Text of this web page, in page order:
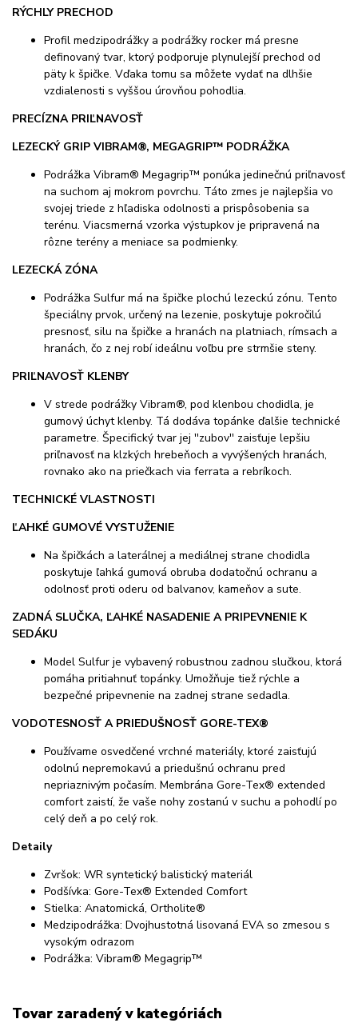
RÝCHLY PRECHOD
Profil medzipodrážky a podrážky rocker má presne
definovaný tvar, ktorý podporuje plynulejší prechod od
päty k špičke. Vďaka tomu sa môžete vydať na dlhšie
vzdialenosti s vyššou úrovňou pohodlia.
PRECÍZNA PRIĽNAVOSŤ
LEZECKÝ GRIP VIBRAM®, MEGAGRIP™ PODRÁŽKA
Podrážka Vibram® Megagrip™ ponúka jedinečnú priľnavosť
na suchom aj mokrom povrchu. Táto zmes je najlepšia vo
svojej triede z hľadiska odolnosti a prispôsobenia sa
terénu. Viacsmerná vzorka výstupkov je pripravená na
rôzne terény a meniace sa podmienky.
LEZECKÁ ZÓNA
Podrážka Sulfur má na špičke plochú lezeckú zónu. Tento
špeciálny prvok, určený na lezenie, poskytuje pokročilú
presnosť, silu na špičke a hranách na platniach, rímsach a
hranách, čo z nej robí ideálnu voľbu pre strmšie steny.
PRIĽNAVOSŤ KLENBY
V strede podrážky Vibram®, pod klenbou chodidla, je
gumový úchyt klenby. Tá dodáva topánke ďalšie technické
parametre. Špecifický tvar jej ''zubov'' zaisťuje lepšiu
priľnavosť na klzkých hrebeňoch a vyvýšených hranách,
rovnako ako na priečkach via ferrata a rebríkoch.
TECHNICKÉ VLASTNOSTI
ĽAHKÉ GUMOVÉ VYSTUŽENIE
Na špičkách a laterálnej a mediálnej strane chodidla
poskytuje ľahká gumová obruba dodatočnú ochranu a
odolnosť proti oderu od balvanov, kameňov a sute.
ZADNÁ SLUČKA, ĽAHKÉ NASADENIE A PRIPEVNENIE K
SEDÁKU
Model Sulfur je vybavený robustnou zadnou slučkou, ktorá
pomáha pritiahnuť topánky. Umožňuje tiež rýchle a
bezpečné pripevnenie na zadnej strane sedadla.
VODOTESNOSŤ A PRIEDUŠNOSŤ GORE-TEX®
Používame osvedčené vrchné materiály, ktoré zaisťujú
odolnú nepremokavú a priedušnú ochranu pred
nepriaznivým počasím. Membrána Gore-Tex® extended
comfort zaistí, že vaše nohy zostanú v suchu a pohodlí po
celý deň a po celý rok.
Detaily
Zvršok: WR syntetický balistický materiál
Podšívka: Gore-Tex® Extended Comfort
Stielka: Anatomická, Ortholite®
Medzipodrážka: Dvojhustotná lisovaná EVA so zmesou s
vysokým odrazom
Podrážka: Vibram® Megagrip™
Tovar zaradený v kategóriách